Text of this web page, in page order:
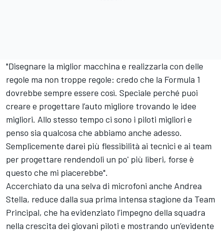
"Disegnare la miglior macchina e realizzarla con delle
regole ma non troppe regole: credo che la Formula 1
dovrebbe sempre essere così. Speciale perché puoi
creare e progettare l’auto migliore trovando le idee
migliori. Allo stesso tempo ci sono i piloti migliori e
penso sia qualcosa che abbiamo anche adesso.
Semplicemente darei più flessibilità ai tecnici e ai team
per progettare rendendoli un po' più liberi, forse è
questo che mi piacerebbe".
Accerchiato da una selva di microfoni anche Andrea
Stella, reduce dalla sua prima intensa stagione da Team
Principal, che ha evidenziato l’impegno della squadra
nella crescita dei giovani piloti e mostrando un’evidente